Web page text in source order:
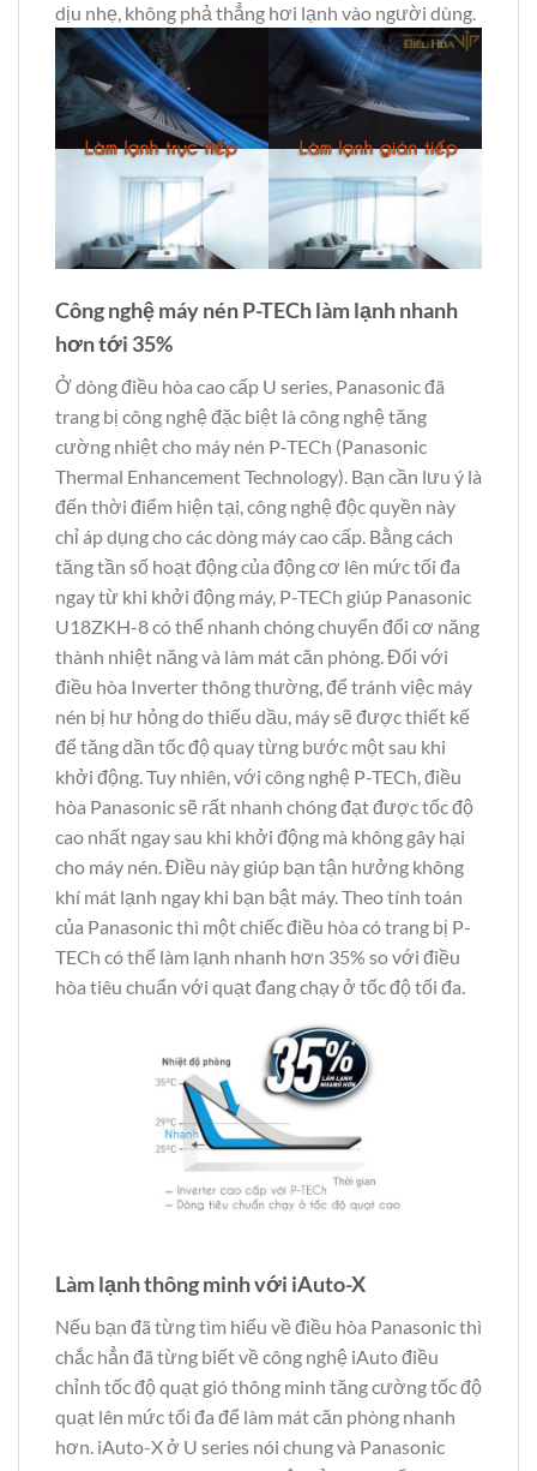
dịu nhẹ, không phả thẳng hơi lạnh vào người dùng.
Công nghệ máy nén P-TECh làm lạnh nhanh
hơn tới 35%
Ở dòng điều hòa cao cấp U series, Panasonic đã
trang bị công nghệ đặc biệt là công nghệ tăng
cường nhiệt cho máy nén P-TECh (Panasonic
Thermal Enhancement Technology). Bạn cần lưu ý là
đến thời điểm hiện tại, công nghệ độc quyền này
chỉ áp dụng cho các dòng máy cao cấp. Bằng cách
tăng tần số hoạt động của động cơ lên mức tối đa
ngay từ khi khởi động máy, P-TECh giúp Panasonic
U18ZKH-8 có thể nhanh chóng chuyển đổi cơ năng
thành nhiệt năng và làm mát căn phòng. Đối với
điều hòa Inverter thông thường, để tránh việc máy
nén bị hư hỏng do thiếu dầu, máy sẽ được thiết kế
để tăng dần tốc độ quay từng bước một sau khi
khởi động. Tuy nhiên, với công nghệ P-TECh, điều
hòa Panasonic sẽ rất nhanh chóng đạt được tốc độ
cao nhất ngay sau khi khởi động mà không gây hại
cho máy nén. Điều này giúp bạn tận hưởng không
khí mát lạnh ngay khi bạn bật máy. Theo tính toán
của Panasonic thì một chiếc điều hòa có trang bị P-
TECh có thể làm lạnh nhanh hơn 35% so với điều
hòa tiêu chuẩn với quạt đang chạy ở tốc độ tối đa.
Làm lạnh thông minh với iAuto-X
Nếu bạn đã từng tìm hiểu về điều hòa Panasonic thì
chắc hẳn đã từng biết về công nghệ iAuto điều
chỉnh tốc độ quạt gió thông minh tăng cường tốc độ
quạt lên mức tối đa để làm mát căn phòng nhanh
hơn. iAuto-X ở U series nói chung và Panasonic